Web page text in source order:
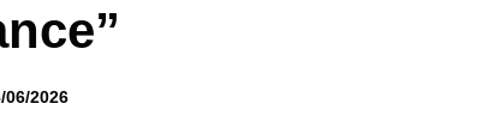
06/2026